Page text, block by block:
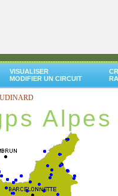
VISUALISER
MODIFIER UN CIRCUIT